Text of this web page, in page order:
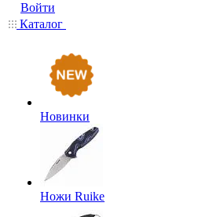
Войти
Каталог
Новинки
Ножи Ruike